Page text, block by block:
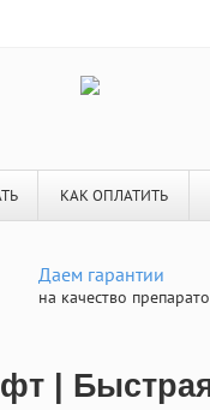
КАК ОПЛАТИТЬ
Даем гарантии
на качество
|